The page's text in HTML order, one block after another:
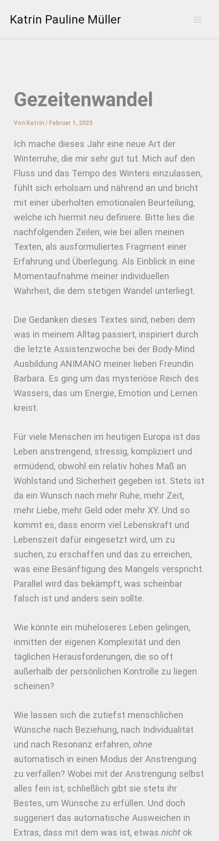
InhaltKatrin Pauline Müller
Gezeitenwandel
Von Katrin/ Februar 1, 2023
Ich mache dieses Jahr eine neue Art der
Winterruhe, die mir sehr gut tut. Mich auf den
Fluss und das Tempo des Winters einzulassen,
fühlt sich erholsam und nährend an und bricht
mit einer überholten emotionalen Beurteilung,
welche ich hiermit neu definiere. Bitte lies die
nachfolgenden Zeilen, wie bei allen meinen
Texten, als ausformuliertes Fragment einer
Erfahrung und Überlegung. Als Einblick in eine
Momentaufnahme meiner individuellen
Wahrheit, die dem stetigen Wandel unterliegt.
Die Gedanken dieses Textes sind, neben dem
was in meinem Alltag passiert, inspiriert durch
die letzte Assistenzwoche bei der Body-Mind
Ausbildung ANIMANO meiner lieben Freundin
Barbara. Es ging um das mysteriöse Reich des
Wassers, das um Energie, Emotion und Lernen
kreist.
Für viele Menschen im heutigen Europa ist das
Leben anstrengend, stressig, kompliziert und
ermüdend, obwohl ein relativ hohes Maß an
Wohlstand und Sicherheit gegeben ist. Stets ist
da ein Wunsch nach mehr Ruhe, mehr Zeit,
mehr Liebe, mehr Geld oder mehr XY. Und so
kommt es, dass enorm viel Lebenskraft und
Lebenszeit dafür eingesetzt wird, um zu
suchen, zu erschaffen und das zu erreichen,
was eine Besänftigung des Mangels verspricht.
Parallel wird das bekämpft, was scheinbar
falsch ist und anders sein sollte.
Wie könnte ein müheloseres Leben gelingen,
inmitten der eigenen Komplexität und den
täglichen Herausforderungen, die so oft
außerhalb der persönlichen Kontrolle zu liegen
scheinen?
Wie lassen sich die zutiefst menschlichen
Wünsche nach Beziehung, nach Individualität
und nach Resonanz erfahren,ohne
automatisch in einen Modus der Anstrengung
zu verfallen? Wobei mit der Anstrengung selbst
alles fein ist, schließlich gibt sie stets ihr
Bestes, um Wünsche zu erfüllen. Und doch
suggeriert das automatische Ausweichen in
Extras, dass mit dem was ist, etwasnicht ok